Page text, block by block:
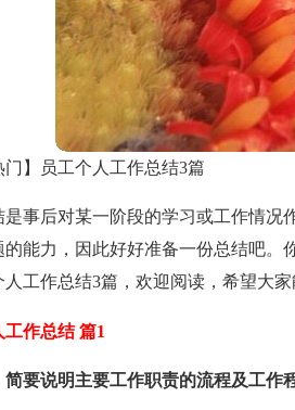
门】员工个人工作总结3篇
是事后对某一阶段的学习或工作情况
的能力，因此好好准备一份总结吧。
人工作总结3篇，欢迎阅读，希望大家
工作总结 篇1
简要说明主要工作职责的流程及工作